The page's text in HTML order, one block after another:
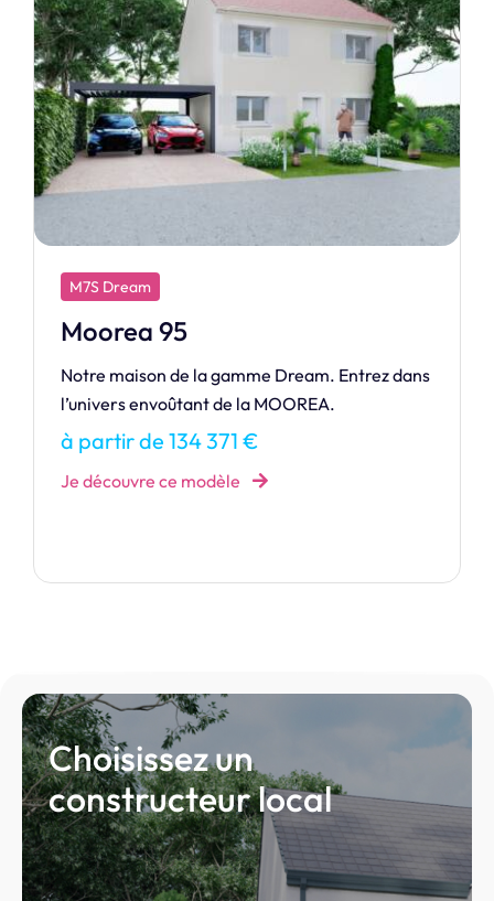
M7S Dream
Tetiaroa 80 A
Réalisez votre rêve en vous offrant votre
maison grâce à la TETIAORA, modèle
accessible aux plus modestes budgets.
à partir de 114 743 €
Choisissez un
constructeur local